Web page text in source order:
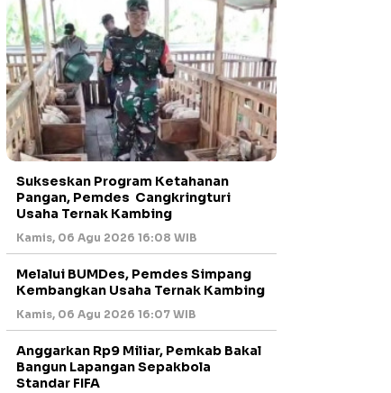
Sukseskan Program Ketahanan
Pangan, Pemdes Cangkringturi
Usaha Ternak Kambing
Kamis, 06 Agu 2026 16:08 WIB
Melalui BUMDes, Pemdes Simpang
Kembangkan Usaha Ternak Kambing
Kamis, 06 Agu 2026 16:07 WIB
Anggarkan Rp9 Miliar, Pemkab Bakal
Bangun Lapangan Sepakbola
Standar FIFA